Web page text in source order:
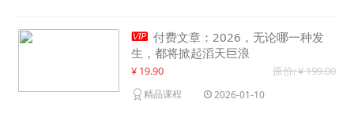
 付费文章：2026，无论哪一种发
生，都将掀起滔天巨浪
¥ 19.90 原价: ¥ 199.00
精品课程 2026-01-10